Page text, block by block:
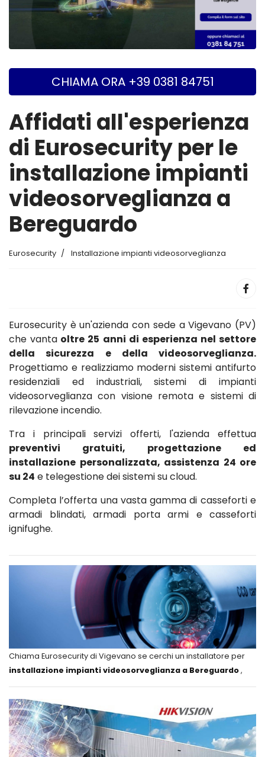
CHIAMA ORA +39 0381 84751
Affidati all'esperienza
di Eurosecurity per le
installazione impianti
videosorveglianza a
Bereguardo
Eurosecurity Installazione impianti videosorveglianza
Eurosecurity è un'azienda con sede a Vigevano (PV)
che vanta oltre 25 anni di esperienza nel settore
della sicurezza e della videosorveglianza.
Progettiamo e realizziamo moderni sistemi antifurto
residenziali ed industriali, sistemi di impianti
videosorveglianza con visione remota e sistemi di
rilevazione incendio.
Tra i principali servizi offerti, l'azienda effettua
preventivi gratuiti, progettazione ed
installazione personalizzata, assistenza 24 ore
su 24 e telegestione dei sistemi su cloud.
Completa l’offerta una vasta gamma di casseforti e
armadi blindati, armadi porta armi e casseforti
ignifughe.
Chiama Eurosecurity di Vigevano se cerchi un installatore per
installazione impianti videosorveglianza a Bereguardo,